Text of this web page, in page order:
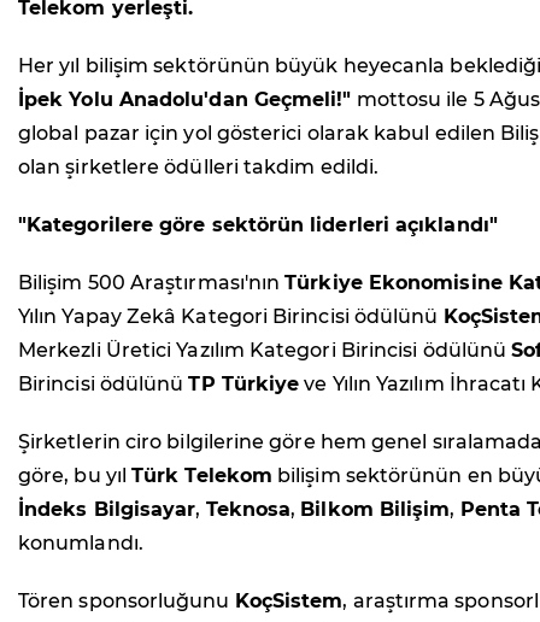
Telekom yerleşti.
Her yıl bilişim sektörünün büyük heyecanla
İpek Yolu Anadolu'dan Geçmeli!" mottosu ile 5
global pazar için yol gösterici olarak kabul edilen
olan şirketlere ödülleri takdim edildi.
"Kategorilere göre sektörün liderleri açıklandı"
Bilişim 500 Araştırması'nınTürkiye Ekonomisine
Yılın Yapay Zekâ Kategori Birincisi ödülünü
Merkezli Üretici Yazılım Kategori Birincisi ödülünü
Birincisi ödülünüTP Türkiye ve Yılın Yazılım
Şirketlerin ciro bilgilerine göre hem genel
göre, bu yılTürk Telekom bilişim sektörünün en
İndeks Bilgisayar, Teknosa, Bilkom Bilişim, Penta
konumlandı.
Tören sponsorluğunu KoçSistem, araştırma